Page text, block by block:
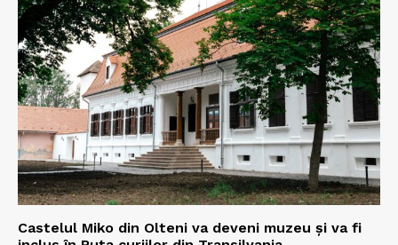
Castelul Miko din Olteni va deveni muzeu şi va fi